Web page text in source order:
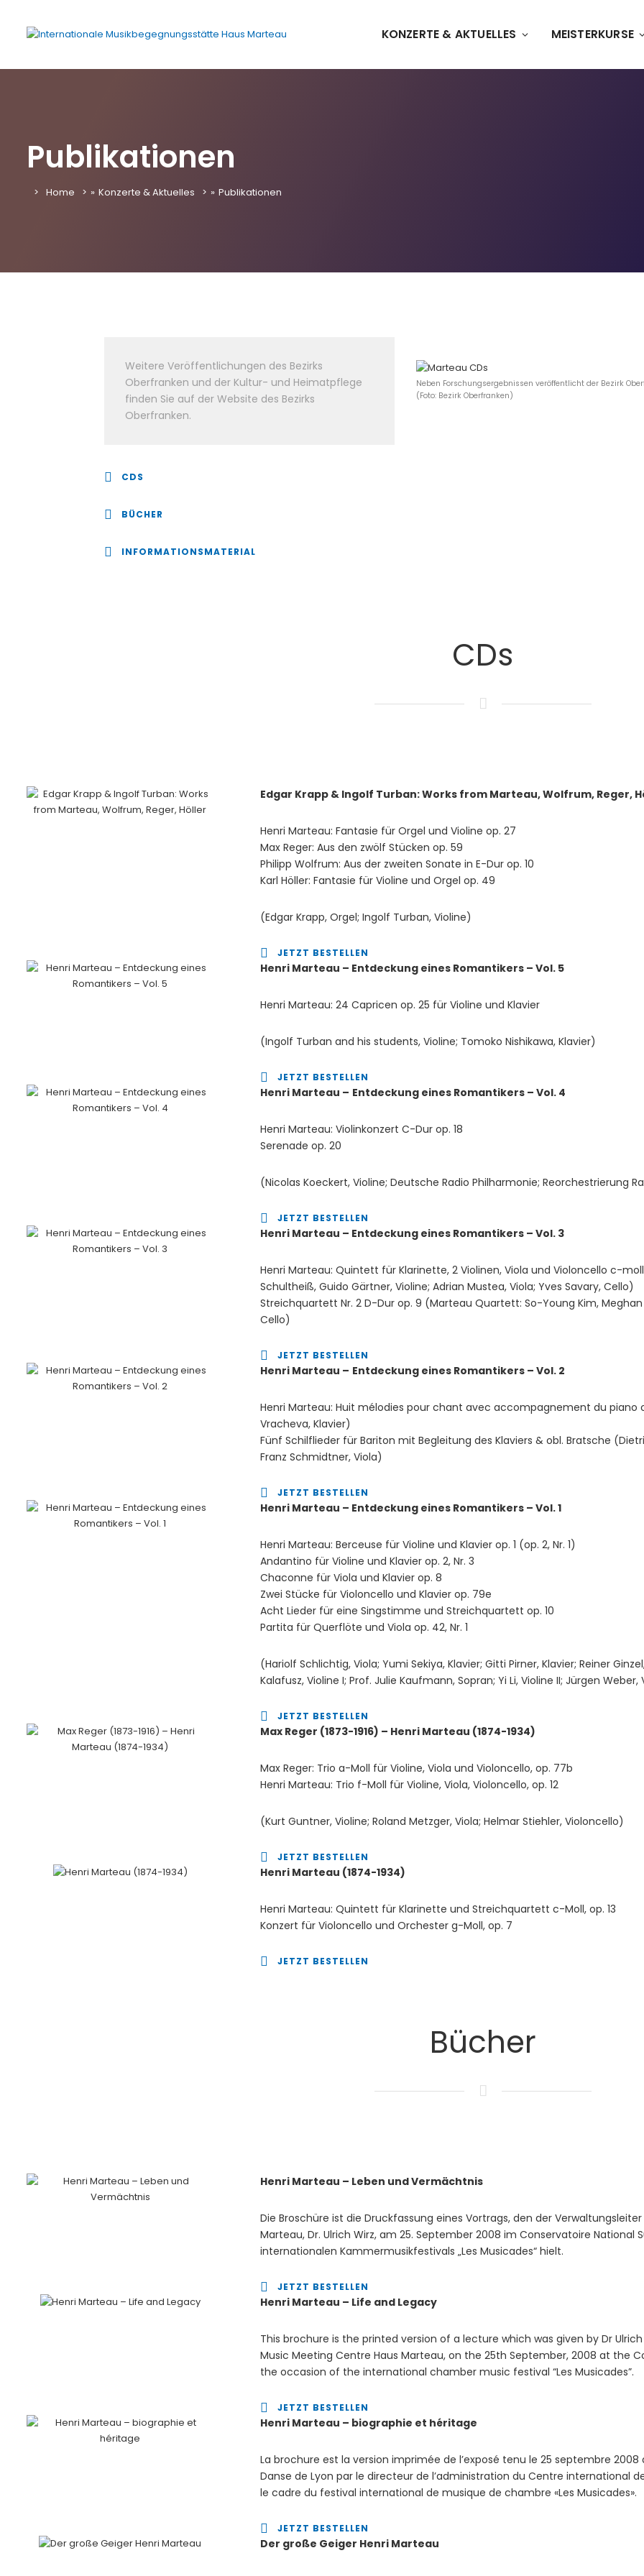
KONZERTE & AKTUELLES MEISTERKURSE
Publikationen
Home » Konzerte & Aktuelles » Publikationen
Weitere Veröffentlichungen des Bezirks
Oberfranken und der Kultur- und Heimatpflege
finden Sie auf der Website des Bezirks
Oberfranken.
CDS
BÜCHER
INFORMATIONSMATERIAL
Neben Forschungsergebnissen veröffentlicht der Bezirk
(Foto: Bezirk Oberfranken)
CDs
Edgar Krapp & Ingolf Turban: Works from Marteau, Wolfrum, Reger,
Henri Marteau: Fantasie für Orgel und Violine op. 27
Max Reger: Aus den zwölf Stücken op. 59
Philipp Wolfrum: Aus der zweiten Sonate in E-Dur op. 10
Karl Höller: Fantasie für Violine und Orgel op. 49
(Edgar Krapp, Orgel; Ingolf Turban, Violine)
JETZT BESTELLEN
Henri Marteau – Entdeckung eines Romantikers – Vol. 5
Henri Marteau: 24 Capricen op. 25 für Violine und Klavier
(Ingolf Turban and his students, Violine; Tomoko Nishikawa, Klavier)
JETZT BESTELLEN
Henri Marteau – Entdeckung eines Romantikers – Vol. 4
Henri Marteau: Violinkonzert C-Dur op. 18
Serenade op. 20
(Nicolas Koeckert, Violine; Deutsche Radio Philharmonie; Reorchestrierung
JETZT BESTELLEN
Henri Marteau – Entdeckung eines Romantikers – Vol. 3
Henri Marteau: Quintett für Klarinette, 2 Violinen, Viola und Violoncello c-
Schultheiß, Guido Gärtner, Violine; Adrian Mustea, Viola; Yves Savary, Cello)
Streichquartett Nr. 2 D-Dur op. 9 (Marteau Quartett: So-Young Kim,
Cello)
JETZT BESTELLEN
Henri Marteau – Entdeckung eines Romantikers – Vol. 2
Henri Marteau: Huit mélodies pour chant avec accompagnement du piano
Vracheva, Klavier)
Fünf Schilflieder für Bariton mit Begleitung des Klaviers & obl. Bratsche
Franz Schmidtner, Viola)
JETZT BESTELLEN
Henri Marteau – Entdeckung eines Romantikers – Vol. 1
Henri Marteau: Berceuse für Violine und Klavier op. 1 (op. 2, Nr. 1)
Andantino für Violine und Klavier op. 2, Nr. 3
Chaconne für Viola und Klavier op. 8
Zwei Stücke für Violoncello und Klavier op. 79e
Acht Lieder für eine Singstimme und Streichquartett op. 10
Partita für Querflöte und Viola op. 42, Nr. 1
(Hariolf Schlichtig, Viola; Yumi Sekiya, Klavier; Gitti Pirner, Klavier; Reiner
Kalafusz, Violine I; Prof. Julie Kaufmann, Sopran; Yi Li, Violine II; Jürgen Weber,
JETZT BESTELLEN
Max Reger (1873-1916) – Henri Marteau (1874-1934)
Max Reger: Trio a-Moll für Violine, Viola und Violoncello, op. 77b
Henri Marteau: Trio f-Moll für Violine, Viola, Violoncello, op. 12
(Kurt Guntner, Violine; Roland Metzger, Viola; Helmar Stiehler, Violoncello)
JETZT BESTELLEN
Henri Marteau (1874-1934)
Henri Marteau: Quintett für Klarinette und Streichquartett c-Moll, op. 13
Konzert für Violoncello und Orchester g-Moll, op. 7
JETZT BESTELLEN
Bücher
Henri Marteau – Leben und Vermächtnis
Die Broschüre ist die Druckfassung eines Vortrags, den der
Marteau, Dr. Ulrich Wirz, am 25. September 2008 im Conservatoire National
internationalen Kammermusikfestivals „Les Musicades“ hielt.
JETZT BESTELLEN
Henri Marteau – Life and Legacy
This brochure is the printed version of a lecture which was given by Dr
Music Meeting Centre Haus Marteau, on the 25th September, 2008 at the
the occasion of the international chamber music festival “Les Musicades”.
JETZT BESTELLEN
Henri Marteau – biographie et héritage
La brochure est la version imprimée de l’exposé tenu le 25 septembre
Danse de Lyon par le directeur de l’administration du Centre international
le cadre du festival international de musique de chambre «Les Musicades».
JETZT BESTELLEN
Der große Geiger Henri Marteau